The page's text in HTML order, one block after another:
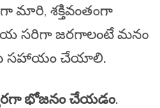
మారి, శక్తివంతంగా
సరిగా జరగాలంటే మనం
సహాయం చేయాలి.
భోజనం చేయడం.